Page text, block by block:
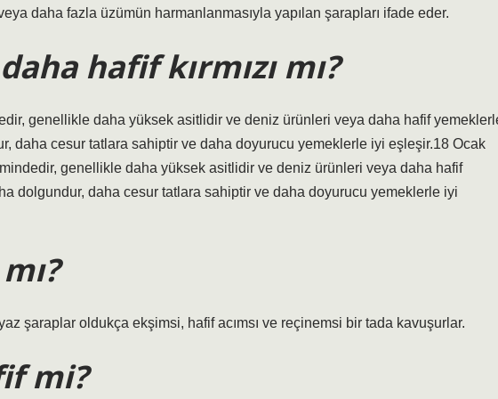
daha fazla üzümün harmanlanmasıyla yapılan şarapları ifade eder.
hafif kırmızı mı?
genellikle daha yüksek asitlidir ve deniz ürünleri veya daha hafif
daha cesur tatlara sahiptir ve daha doyurucu yemeklerle iyi eşleşir.18 Ocak
genellikle daha yüksek asitlidir ve deniz ürünleri veya daha hafif
dolgundur, daha cesur tatlara sahiptir ve daha doyurucu yemeklerle iyi
şaraplar oldukça ekşimsi, hafif acımsı ve reçinemsi bir tada kavuşurlar.
mi?